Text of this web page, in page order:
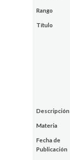
Rango
Título
Descripción
Materia
Fecha de
Publicación